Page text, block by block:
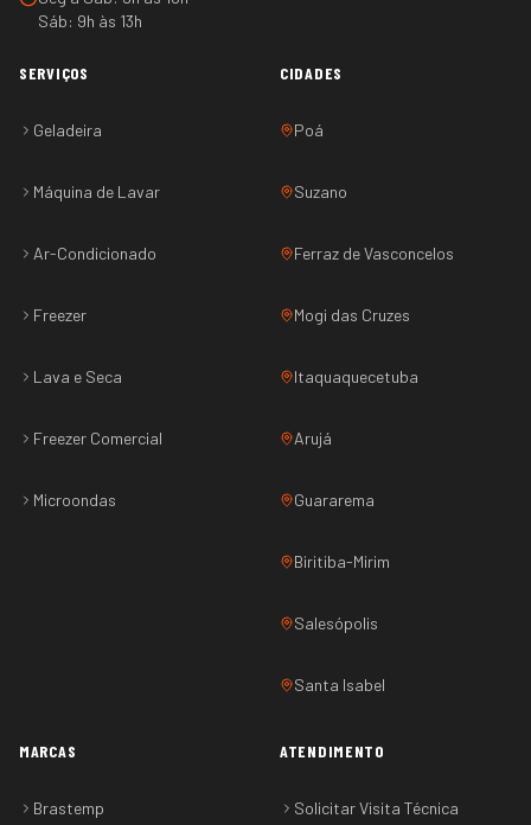
Sáb: 9h às 13h
SERVIÇOS
Geladeira
Máquina de Lavar
Ar-Condicionado
Freezer
Lava e Seca
Freezer Comercial
Microondas
CIDADES
Poá
Suzano
Ferraz de Vasconcelos
Mogi das Cruzes
Itaquaquecetuba
Arujá
Guararema
Biritiba-Mirim
Salesópolis
Santa Isabel
MARCAS
Brastemp
ATENDIMENTO
Solicitar Visita Técnica